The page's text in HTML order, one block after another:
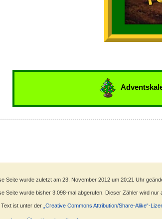
Seite wurde zuletzt am 23. November 2012 um 20:21 Uhr
Seite wurde bisher 3.098-mal abgerufen. Dieser Zähler wird nur
Text ist unter der „Creative Commons Attribution/Share-Alike“-